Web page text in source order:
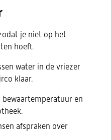
je niet op het
hoeft.
water in de vriezer
klaar.
en
afspraken over